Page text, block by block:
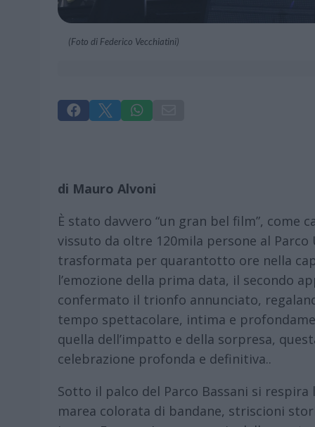
(Foto di Federico Vecchiatini)
  
di Mauro Alvoni
È stato davvero “un gran bel film”, come
vissuto da oltre 120mila persone al
trasformata per quarantotto ore nella
l’emozione della prima data, il secondo
confermato il trionfo annunciato,
tempo spettacolare, intima e
quella dell’impatto e della sorpresa,
celebrazione profonda e definitiva..
Sotto il palco del Parco Bassani si respira
marea colorata di bandane, striscioni